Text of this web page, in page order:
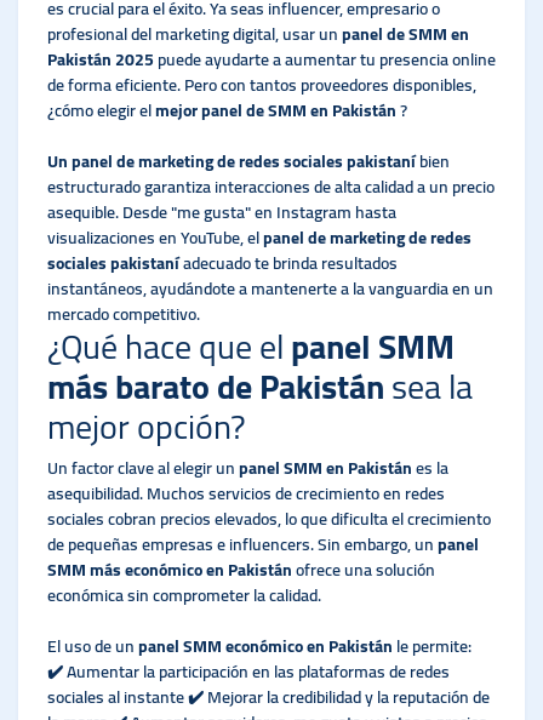
es crucial para el éxito. Ya seas influencer, empresario o
profesional del marketing digital, usar unpanel de SMM en
Pakistán 2025puede ayudarte a aumentar tu presencia online
de forma eficiente. Pero con tantos proveedores disponibles,
¿cómo elegir elmejor panel de SMM en Pakistán?
Un panel de marketing de redes sociales pakistaníbien
estructurado garantiza interacciones de alta calidad a un precio
asequible. Desde "me gusta" en Instagram hasta
visualizaciones en YouTube, elpanel de marketing de redes
sociales pakistaníadecuado te brinda resultados
instantáneos, ayudándote a mantenerte a la vanguardia en un
mercado competitivo.
¿Qué hace que elpanel SMM
más barato de Pakistánsea la
mejor opción?
Un factor clave al elegir unpanel SMM en Pakistánes la
asequibilidad. Muchos servicios de crecimiento en redes
sociales cobran precios elevados, lo que dificulta el crecimiento
de pequeñas empresas e influencers. Sin embargo, unpanel
SMM más económico en Pakistánofrece una solución
económica sin comprometer la calidad.
El uso de unpanel SMM económico en Pakistánle permite:
✔️ Aumentar la participación en las plataformas de redes
sociales al instante ✔️ Mejorar la credibilidad y la reputación de